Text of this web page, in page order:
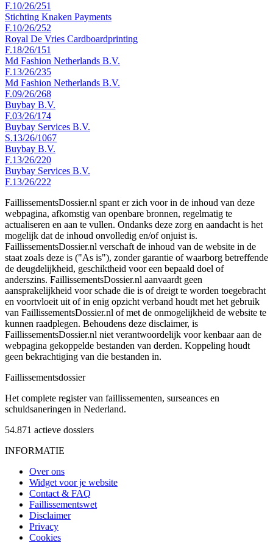
F.10/26/251
Stichting Knaken Payments
F.10/26/252
Royal De Vries Cardboardprinting
F.18/26/151
Md Fashion Netherlands B.V.
F.13/26/235
Md Fashion Netherlands B.V.
F.09/26/268
Buybay B.V.
F.03/26/174
Buybay Services B.V.
S.13/26/1067
Buybay B.V.
F.13/26/220
Buybay Services B.V.
F.13/26/222
FaillissementsDossier.nl spant er zich voor in de inhoud van deze
webpagina, afkomstig van openbare bronnen, regelmatig te
actualiseren en aan te vullen. Ondanks deze zorg en aandacht is het
mogelijk dat de inhoud onvolledig en/of onjuist is.
FaillissementsDossier.nl verschaft de inhoud van de website in de
staat zoals deze is ("As is"), zonder garantie of waarborg betreffende
de deugdelijkheid, geschiktheid voor een bepaald doel of
anderszins. FaillissementsDossier.nl aanvaardt geen
aansprakelijkheid voor schade die is of dreigt te worden toegebracht
en voortvloeit uit of in enig opzicht verband houdt met het gebruik
van FaillissementsDossier.nl of met de onmogelijkheid de website te
kunnen raadplegen. Behoudens deze disclaimer, is
FaillissementsDossier.nl niet verantwoordelijk voor kenbaar aan de
webpagina gekoppelde bestanden van derden. Koppeling houdt
geen bekrachtiging van die bestanden in.
Faillissementsdossier
Het complete register van faillissementen, surseances en
schuldsaneringen in Nederland.
54.871 actieve dossiers
INFORMATIE
Over ons
Widget voor je website
Contact & FAQ
Faillissementswet
Disclaimer
Privacy
Cookies